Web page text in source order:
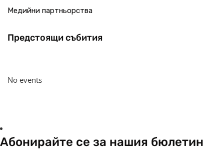
Медийни партньорства
Предстоящи събития
No events
Абонирайте се за нашия бюлетин